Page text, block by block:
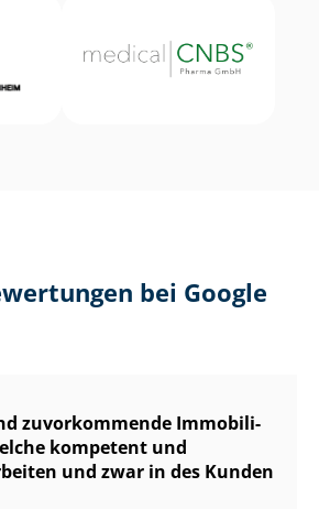
bei Google
zuvorkommende Im­mo­bi­li­
kompetent und
und zwar in des Kunden